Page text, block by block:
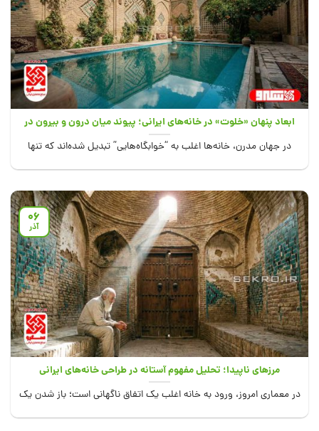
ابعاد پنهان «خلوت» در خانه‌های ایرانی؛ پیوند میان درون و بیرون در
حکمت ایرانی
در جهان مدرن، خانه‌ها اغلب به “خوابگاه‌هایی” تبدیل شده‌اند که تنها
مرزهای ناپیدا؛ تحلیل مفهوم آستانه در طراحی خانه‌های ایرانی
در معماری امروز، ورود به خانه اغلب یک اتفاق ناگهانی است؛ باز شدن یک
06
آذر